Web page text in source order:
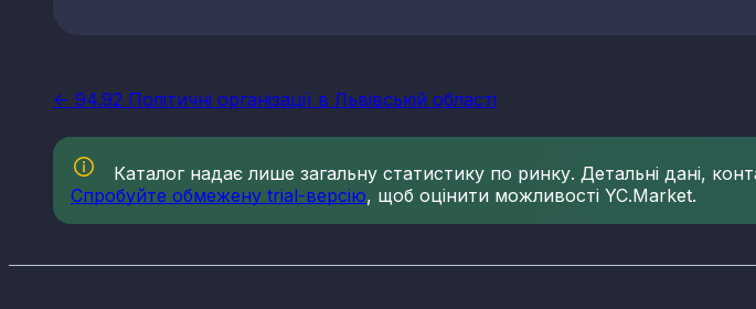
<- 94.92 Політичні організації в Львівській області
Каталог надає лише загальну статистику по ринку. Детальні дані,
Спробуйте обмежену trial-версію, щоб оцінити можливості YC.Market.